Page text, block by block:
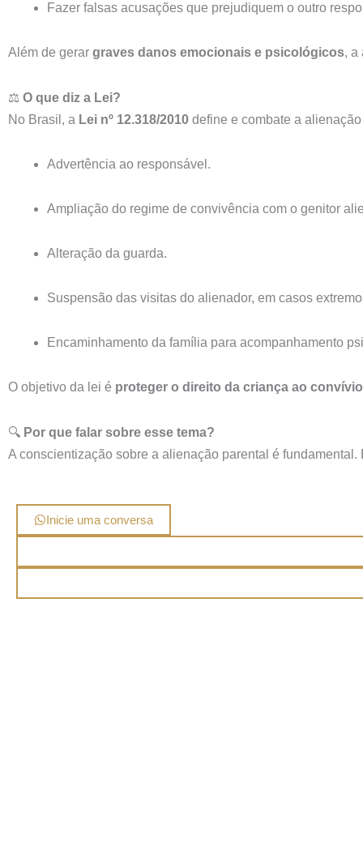
Fazer falsas acusações que prejudiquem o outro
Além de gerar graves danos emocionais e psicológicos, a
⚖️ O que diz a Lei?
No Brasil, a Lei nº 12.318/2010 define e combate a
Advertência ao responsável.
Ampliação do regime de convivência com o genitor
Alteração da guarda.
Suspensão das visitas do alienador, em casos
Encaminhamento da família para acompanhamento
O objetivo da lei é proteger o direito da criança ao
🔍 Por que falar sobre esse tema?
A conscientização sobre a alienação parental é
Inicie uma conversa